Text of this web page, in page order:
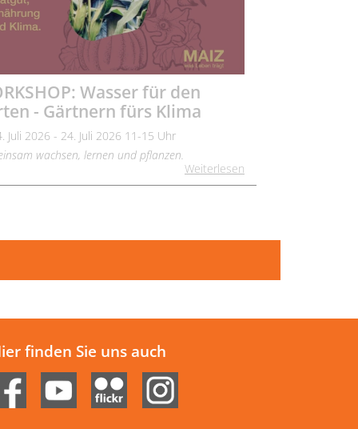
Wasser für den
- Gärtnern fürs Klima
Juli 2026 - 24. Juli 2026 11-15 Uhr
wachsen, lernen und pflanzen.
Weiterlesen
finden Sie uns auch